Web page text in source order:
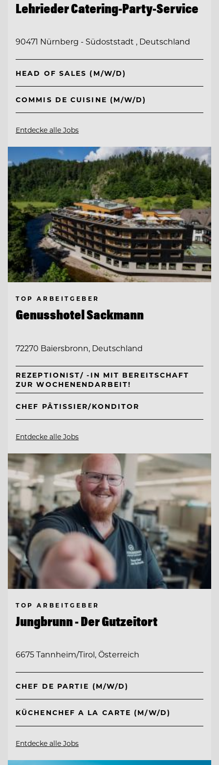
Lehrieder Catering-Party-Service
90471 Nürnberg - Südoststadt , Deutschland
HEAD OF SALES (M/W/D)
COMMIS DE CUISINE (M/W/D)
Entdecke alle Jobs
TOP ARBEITGEBER
Genusshotel Sackmann
72270 Baiersbronn, Deutschland
REZEPTIONIST/ -IN MIT BEREITSCHAFT
ZUR WOCHENENDARBEIT!
CHEF PÂTISSIER/KONDITOR
Entdecke alle Jobs
TOP ARBEITGEBER
Jungbrunn - Der Gutzeitort
6675 Tannheim/Tirol, Österreich
CHEF DE PARTIE (M/W/D)
KÜCHENCHEF A LA CARTE (M/W/D)
Entdecke alle Jobs